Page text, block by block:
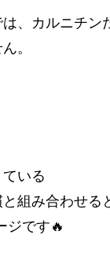
、カルニチン
。
ている
組み合わせる
ジです🔥